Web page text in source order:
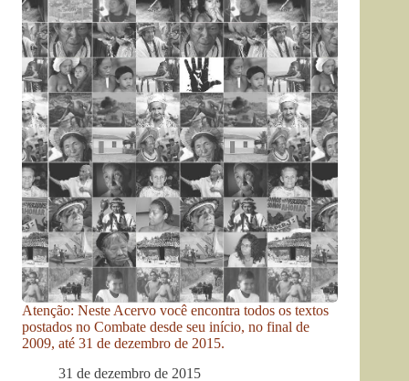
Atenção: Neste Acervo você encontra todos os textos
postados no Combate desde seu início, no final de
2009, até 31 de dezembro de 2015.
31 de dezembro de 2015